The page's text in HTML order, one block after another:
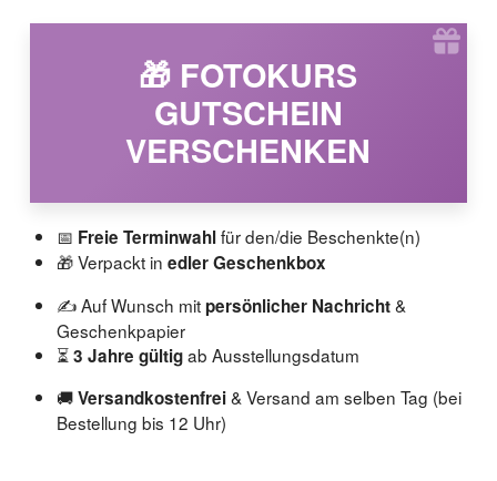
🎁 FOTOKURS
GUTSCHEIN
VERSCHENKEN
📅 Freie Terminwahlfür den/die Beschenkte(n)
🎁 Verpackt in edler Geschenkbox
✍️ Auf Wunsch mitpersönlicher Nachricht&
Geschenkpapier
⏳3 Jahre gültigab Ausstellungsdatum
🚚Versandkostenfrei& Versand am selben Tag (bei
Bestellung bis 12 Uhr)